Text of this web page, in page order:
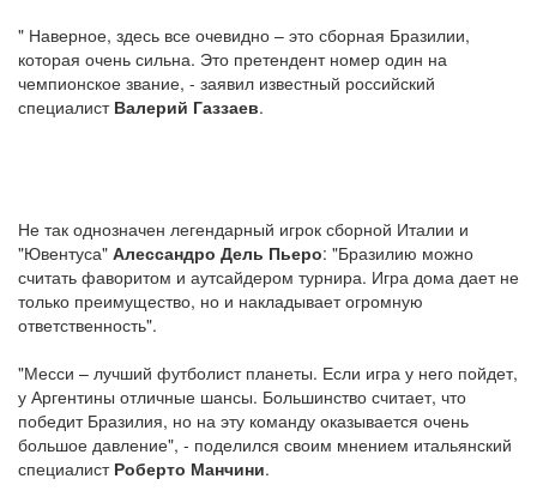
" Наверное, здесь все очевидно – это сборная Бразилии,
которая очень сильна. Это претендент номер один на
чемпионское звание, - заявил известный российский
специалист Валерий Газзаев.
Не так однозначен легендарный игрок сборной Италии и
"Ювентуса" Алессандро Дель Пьеро: "Бразилию можно
считать фаворитом и аутсайдером турнира. Игра дома дает не
только преимущество, но и накладывает огромную
ответственность".
"Месси – лучший футболист планеты. Если игра у него пойдет,
у Аргентины отличные шансы. Большинство считает, что
победит Бразилия, но на эту команду оказывается очень
большое давление", - поделился своим мнением итальянский
специалистРоберто Манчини.